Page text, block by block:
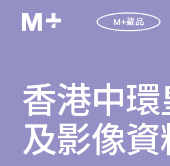
M+藏品
香港中
及影像資